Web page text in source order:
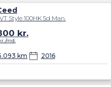
Style 100HK 5d Man.
km 2016
kr.
md.